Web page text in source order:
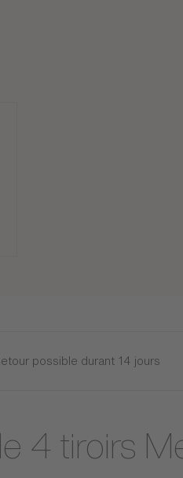
possible durant 14 jours
4 tiroirs